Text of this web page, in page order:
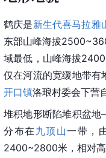
鹤庆是新生代喜马拉雅
东部山峰海拔
域最低，山峰海拔
仅在河流的宽缓地带有
开口镇洛琅村委会下营
堆积地形断陷堆积盆
分布在 九顶山一带，
2400~2800米，相对